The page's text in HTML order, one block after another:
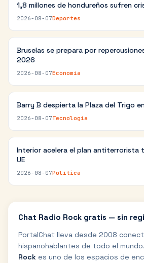
1,8 millones de hondureños sufren
2026-08-07Deportes
Bruselas se prepara por
2026
2026-08-07Economía
Barry B despierta la Plaza del Trigo
2026-08-07Tecnología
Interior acelera el plan antiterrorista
UE
2026-08-07Política
Chat Radio Rock gratis — sin
PortalChat lleva desde 2008
hispanohablantes de todo el
Rock es uno de los espacios de